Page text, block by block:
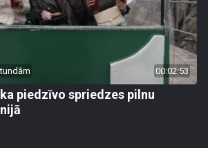
00:02:53
piedzīvo spriedzes pilnu